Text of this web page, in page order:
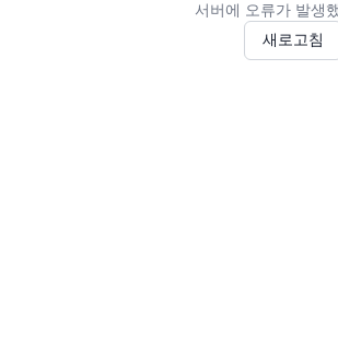
서버에 오류가 발생
새로고침